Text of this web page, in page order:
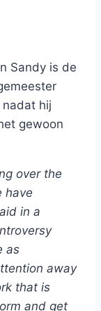
Sandy is de
hij
gewoon
over the
have
in a
as
away
that is
and get